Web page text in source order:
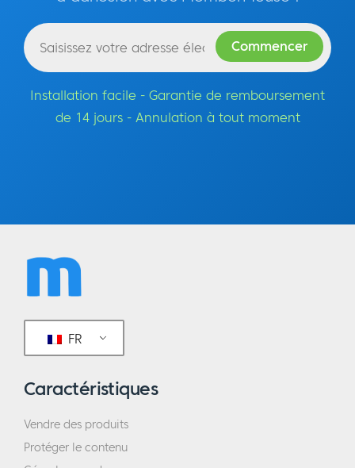
s'appelle Chris, nous nous sommes retrouvés
dans un café et j'ai pris de ses nouvelles en
passaient. Il m'a dit : "Chaque année, à la
même époque, les choses deviennent
Elle ne peut pas manger de noix, ni de
produits laitiers. L'une d'entre elles entraîne
l'approche de son anniversaire parce que
typique de ce que la plupart des enfants ont
pour leur anniversaire. Ils vont à la pizzeria,
vont chercher de la glace et invitent tous
Installation facile - Garantie de remboursement
de 14 jours - Annulation à tout moment
FR
Caractéristiques
Vendre des produits
Protéger le contenu